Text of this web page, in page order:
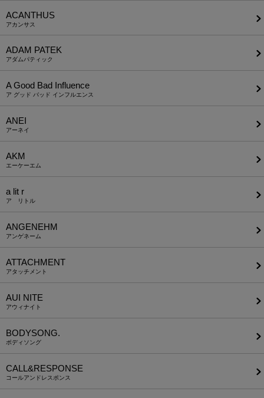
ACANTHUS
アカンサス
ADAM PATEK
アダムパティック
A Good Bad Influence
ア グッド バッド インフルエンス
ANEI
アーネイ
AKM
エーケーエム
a lit r
ア リトル
ANGENEHM
アンゲネーム
ATTACHMENT
アタッチメント
AUI NITE
アウィナイト
BODYSONG.
ボディソング
CALL&RESPONSE
コールアンドレスポンス